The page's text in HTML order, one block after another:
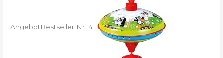
AngebotBestseller Nr. 4